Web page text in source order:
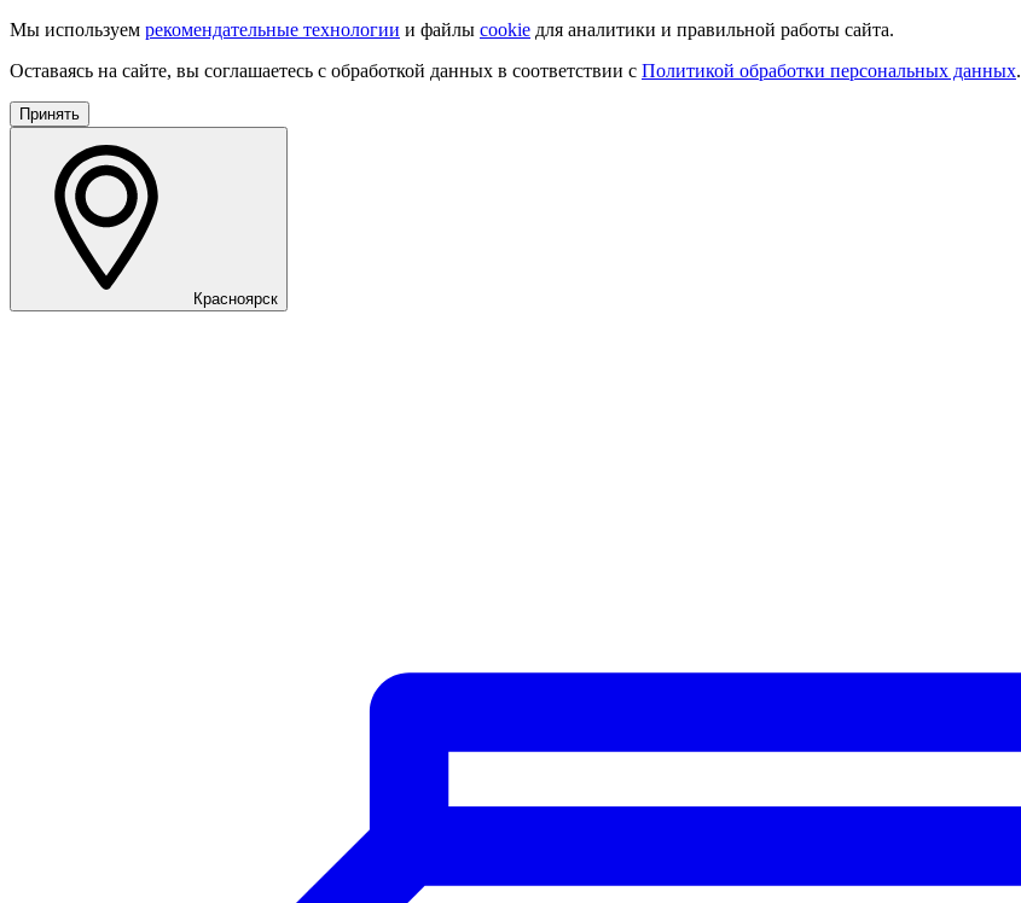
Мы используем рекомендательные технологии и файлы cookie для аналитики и правильной работы сайта.
Оставаясь на сайте, вы соглашаетесь с обработкой данных в соответствии с Политикой обработки персональных данных.
Принять
Красноярск